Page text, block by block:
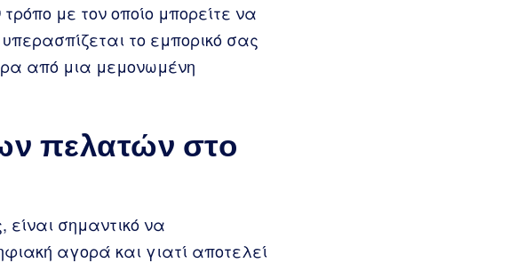
με τον οποίο μπορείτε να
το εμπορικό σας
από μια μεμονωμένη
πελατών στο
είναι σημαντικό να
αγορά και γιατί αποτελεί